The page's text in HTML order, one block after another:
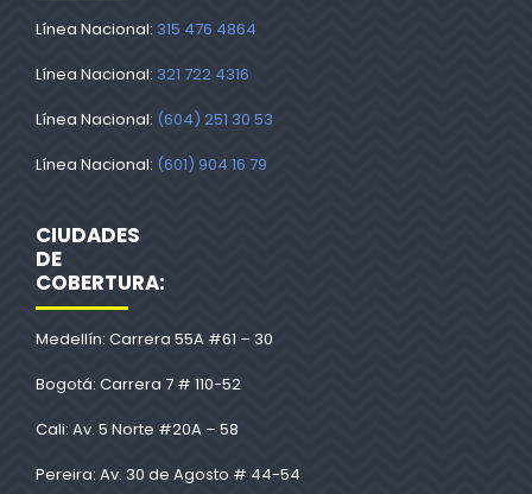
Línea Nacional: 315 476 4864
Línea Nacional: 321 722 4316
Línea Nacional: (604) 251 30 53
Línea Nacional: (601) 904 16 79
CIUDADES
DE
COBERTURA:
Medellín: Carrera 55A #61 – 30
Bogotá: Carrera 7 # 110-52
Cali: Av. 5 Norte #20A – 58
Pereira: Av. 30 de Agosto # 44-54